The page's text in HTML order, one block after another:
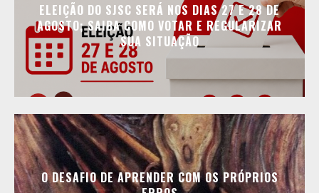
ELEIÇÃO DO SJSC SERÁ NOS DIAS 27 E 28 DE
AGOSTO; SAIBA COMO VOTAR E REGULARIZAR
SUA SITUAÇÃO
O DESAFIO DE APRENDER COM OS PRÓPRIOS